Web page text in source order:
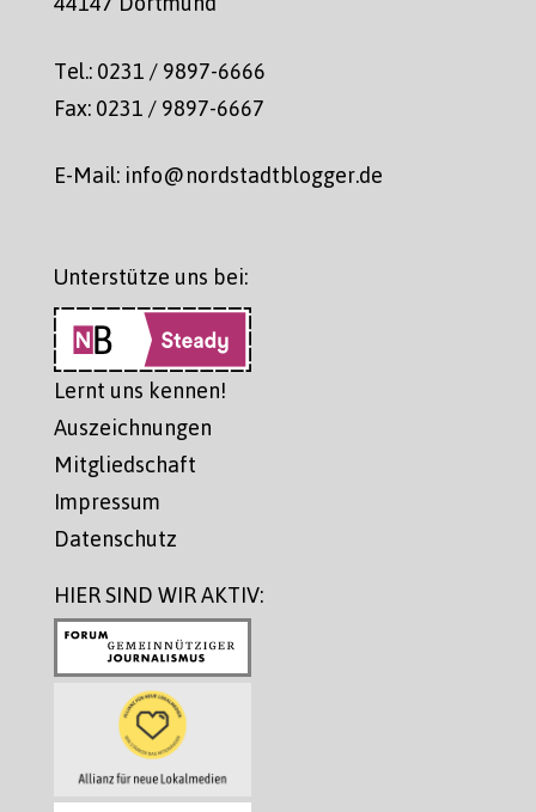
Tel.: 0231 / 9897-6666
Fax: 0231 / 9897-6667
E-Mail: info@nordstadtblogger.de
Unterstütze uns bei:
Lernt uns kennen!
Auszeichnungen
Mitgliedschaft
Impressum
Datenschutz
HIER SIND WIR AKTIV: